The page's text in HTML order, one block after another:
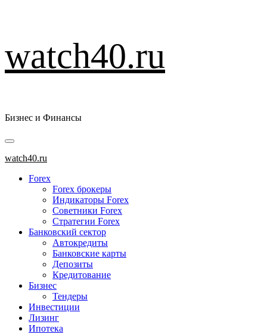
к
содержимому
watch40.ru
Бизнес и Финансы
Основное
меню
watch40.ru
Forex
Forex брокеры
Индикаторы Forex
Советники Forex
Стратегии Forex
Банковский сектор
Автокредиты
Банковские карты
Депозиты
Кредитование
Бизнес
Тендеры
Инвестиции
Лизинг
Ипотека